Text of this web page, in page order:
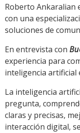
Roberto Ankaralian
con una
soluciones de
En entrevista con
experiencia para
inteligencia artificial
La inteligencia
pregunta,
claras y precisas,
interacción digital,